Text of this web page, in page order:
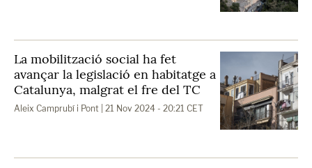
La mobilització social ha fet
avançar la legislació en habitatge a
Catalunya, malgrat el fre del TC
Aleix Camprubí i Pont | 21 Nov 2024 - 20:21 CET